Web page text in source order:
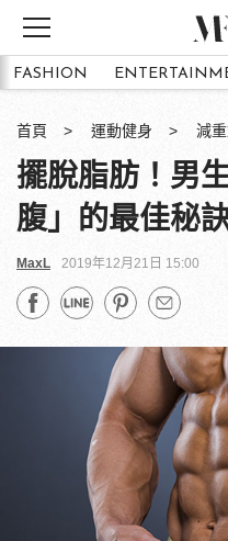
FASHION
首頁 運動健身 減
擺脫脂肪！男
腹」的最佳秘
MaxL 2019年12月21日 15:00